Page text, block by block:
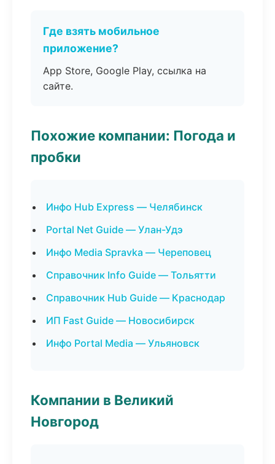
Где взять мобильное
приложение?
App Store, Google Play, ссылка на
сайте.
Похожие компании: Погода и
пробки
Инфо Hub Express — Челябинск
Portal Net Guide — Улан-Удэ
Инфо Media Spravka — Череповец
Справочник Info Guide — Тольятти
Справочник Hub Guide — Краснодар
ИП Fast Guide — Новосибирск
Инфо Portal Media — Ульяновск
Компании в Великий
Новгород